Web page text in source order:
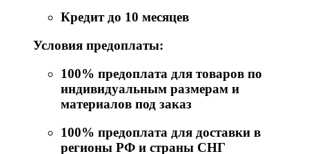
Кредит до 10 месяцев
Условия предоплаты:
100% предоплата для товаров по
индивидуальным размерам и
материалов под заказ
100% предоплата для доставки в
регионы РФ и страны СНГ